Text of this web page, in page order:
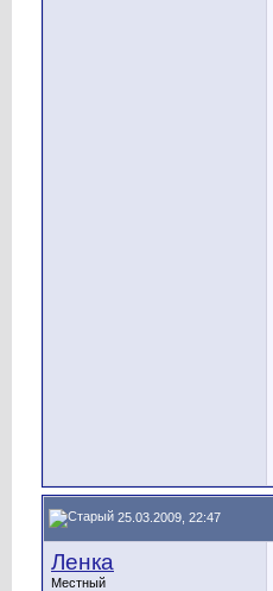
25.03.2009, 22:47
Ленка
Местный